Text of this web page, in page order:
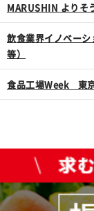
MARUSHIN よりそ
飲食業界イノベー
等）
食品工場Week 東